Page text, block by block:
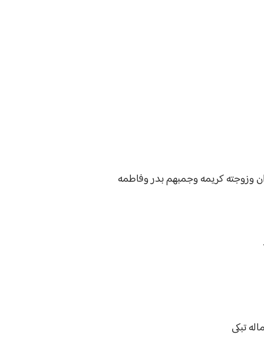
وزوجته كريمه وجمبهم بدر وفاطمه